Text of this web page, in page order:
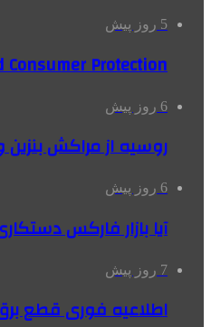
5 روز پیش
Protection
6 روز پیش
روسیه از مراکش بنزین
6 روز پیش
آیا بازار فارکس
7 روز پیش
اطلاعیه فوری قطع